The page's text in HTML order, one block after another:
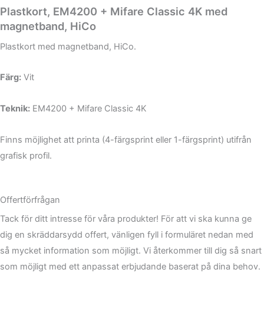
Plastkort, EM4200 + Mifare Classic 4K med
magnetband, HiCo
Plastkort med magnetband, HiCo.
Färg: Vit
Teknik: EM4200 + Mifare Classic 4K
Finns möjlighet att printa (4-färgsprint eller 1-färgsprint) utifrån
grafisk profil.
Offertförfrågan
Tack för ditt intresse för våra produkter! För att vi ska kunna ge
dig en skräddarsydd offert, vänligen fyll i formuläret nedan med
så mycket information som möjligt. Vi återkommer till dig så snart
som möjligt med ett anpassat erbjudande baserat på dina behov.